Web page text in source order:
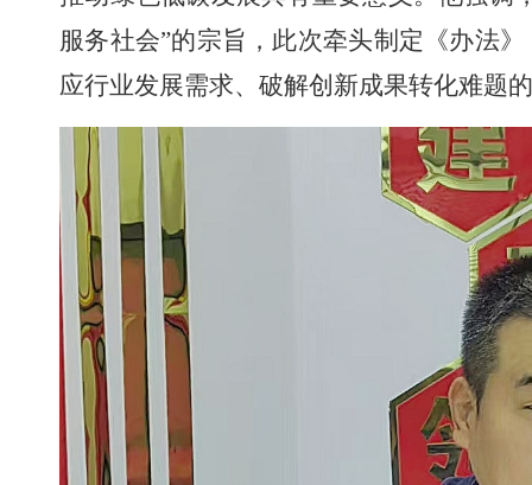
服务社会”的宗旨，此次牵头制定《办法
应行业发展需求、破解创新成果转化难题